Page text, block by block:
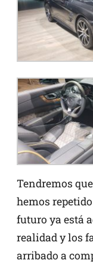
Tendremos
hemos
futuro ya está
realidad y los
arribado a